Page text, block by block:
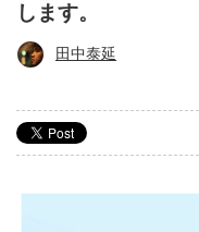
します。
田中泰延